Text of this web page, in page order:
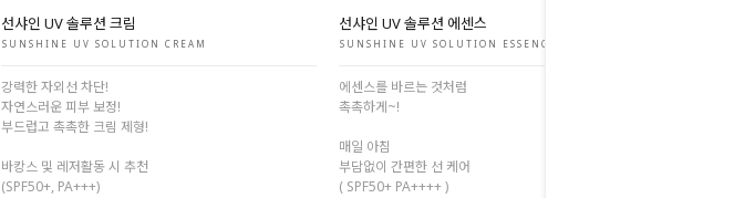
선샤인 UV 솔루션 크림
SUNSHINE UV SOLUTION CREAM
강력한 자외선 차단!
자연스러운 피부 보정!
부드럽고 촉촉한 크림 제형!
바캉스 및 레저활동 시 추천
(SPF50+, PA+++)
선샤인 UV 솔루션 에센스
SUNSHINE UV SOLUTION ESSENCE
에센스를 바르는 것처럼
촉촉하게~!
매일 아침
부담없이 간편한 선 케어
( SPF50+ PA++++ )